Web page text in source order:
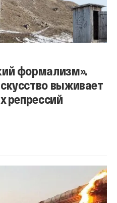
формализм».
выживает
репрессий